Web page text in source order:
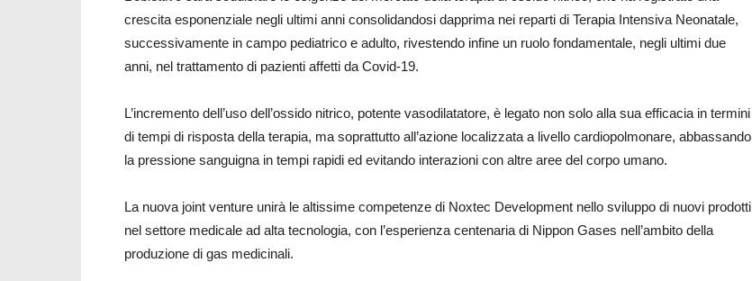
crescita esponenziale negli ultimi anni consolidandosi dapprima nei reparti di Terapia Intensiva Neonatale,
successivamente in campo pediatrico e adulto, rivestendo infine un ruolo fondamentale, negli ultimi due
anni, nel trattamento di pazienti affetti da Covid-19.
L’incremento dell’uso dell’ossido nitrico, potente vasodilatatore, è legato non solo alla sua efficacia in termini
di tempi di risposta della terapia, ma soprattutto all’azione localizzata a livello cardiopolmonare, abbassando
la pressione sanguigna in tempi rapidi ed evitando interazioni con altre aree del corpo umano.
La nuova joint venture unirà le altissime competenze di Noxtec Development nello sviluppo di nuovi prodotti
nel settore medicale ad alta tecnologia, con l’esperienza centenaria di Nippon Gases nell’ambito della
produzione di gas medicinali.